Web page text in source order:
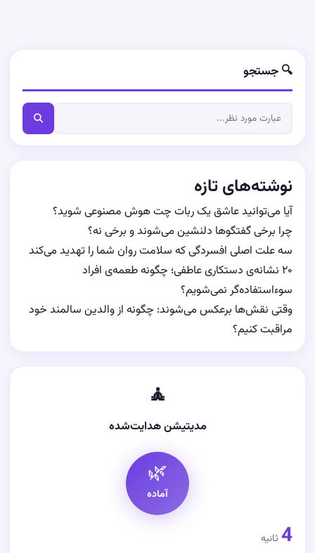
🔍 جستجو
نوشته‌های تازه
آیا می‌توانید عاشق یک ربات چت هوش مصنوعی شوید؟
چرا برخی گفتگوها دلنشین می‌شوند و برخی نه؟
سه علت اصلی افسردگی که سلامت روان شما را تهدید می‌کند
۲۰ نشانه‌ی دستکاری عاطفی؛ چگونه طعمه‌ی افراد
سوءاستفاده‌گر نمی‌شویم؟
وقتی نقش‌ها برعکس می‌شوند: چگونه از والدین سالمند خود
مراقبت کنیم؟
🧘
مدیتیشن هدایت‌شده
🌿
آماده
4 ثانیه